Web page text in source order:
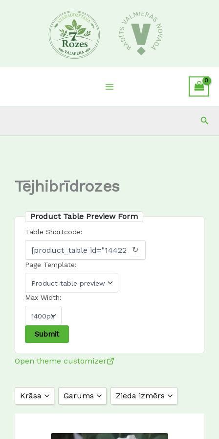
Tējhibrīdrozes
Product Table Preview Form
Table Shortcode:
↻
Page Template:
Max Width:
Open theme customizer
Krāsa Garums Zieda izmērs